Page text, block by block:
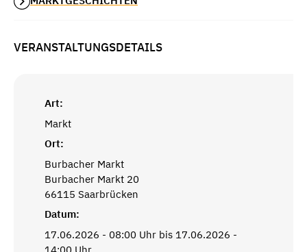
VERANSTALTUNGSDETAILS
Art:
Markt
Ort:
Burbacher Markt
Burbacher Markt 20
66115 Saarbrücken
Datum:
17.06.2026 - 08:00 Uhr bis 17.06.2026 -